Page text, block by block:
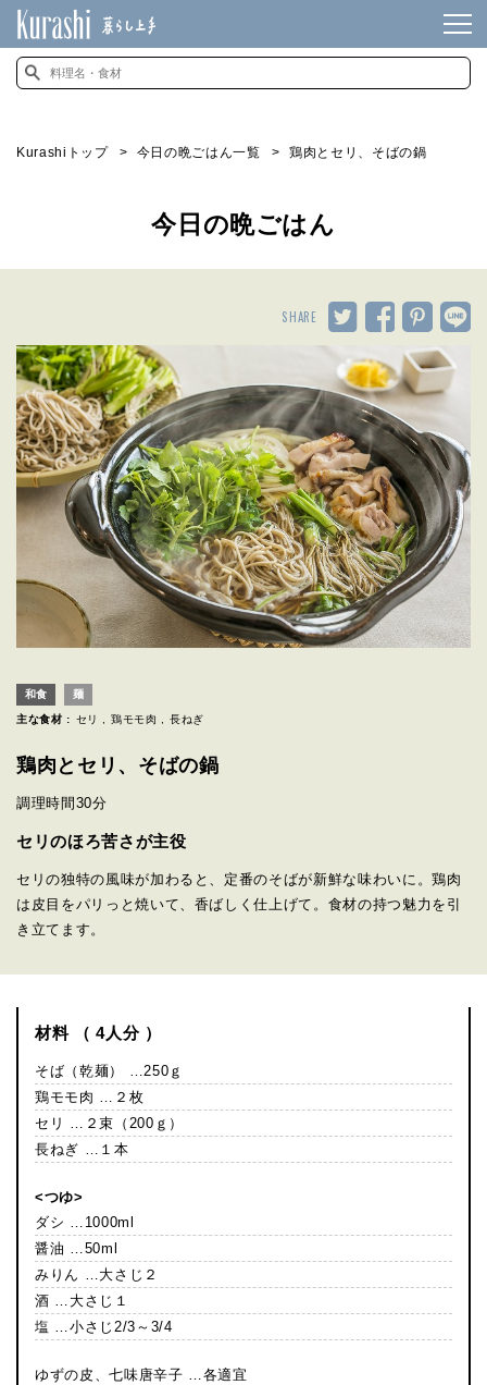
Kurashiトップ 今日の晩ごはん一覧 鶏肉とセリ、そばの鍋
今日の晩ごはん
SHARE
和食 麺
主な食材 : セリ 鶏モモ肉 長ねぎ
鶏肉とセリ、そばの鍋
調理時間 30分
セリのほろ苦さが主役
セリの独特の風味が加わると、定番のそばが新鮮な味わいに。鶏肉
は皮目をパリっと焼いて、香ばしく仕上げて。食材の持つ魅力を引
き立てます。
材料 （ 4人分 ）
そば（乾麺） …250ｇ
鶏モモ肉 …２枚
セリ …２束（200ｇ）
長ねぎ …１本
<つゆ>
ダシ …1000ml
醤油 …50ml
みりん …大さじ２
酒 …大さじ１
塩 …小さじ2/3～3/4
ゆずの皮、七味唐辛子 …各適宜